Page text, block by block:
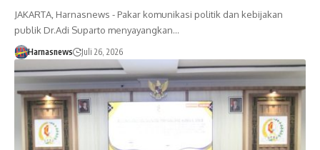
JAKARTA, Harnasnews - Pakar komunikasi politik dan kebijakan
publik Dr.Adi Suparto menyayangkan…
Harnasnews Juli 26, 2026